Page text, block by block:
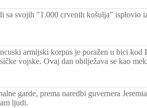
sa svojih "1.000 crvenih košulja" isplovio
armijski korpus je poražen u bici kod
vojske. Ovaj dan obilježava se kao
garde, prema naredbi guvernera
ljudi.